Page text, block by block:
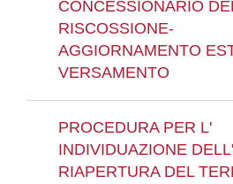
CONCESSIONARIO
RISCOSSIONE-
AGGIORNAMENTO
VERSAMENTO
PROCEDURA PER L'
INDIVIDUAZIONE
RIAPERTURA DEL